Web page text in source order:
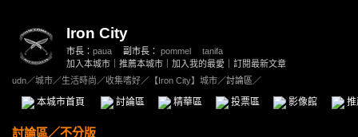
Iron City
市長： paua 副市長： pommel
tanifa
加入本城市
推薦本城市 加入我的最愛
訂閱最新文章
udn／城市／生活時尚 ／收集嗜好／ 【Iron City】城市／討論區／
本城市首頁 討論區 精華區 投票區 影像館
討論區／不分版